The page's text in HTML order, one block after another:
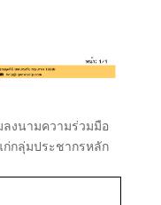
งนามความร่วมมือ
กลุ่มประชากรหลัก